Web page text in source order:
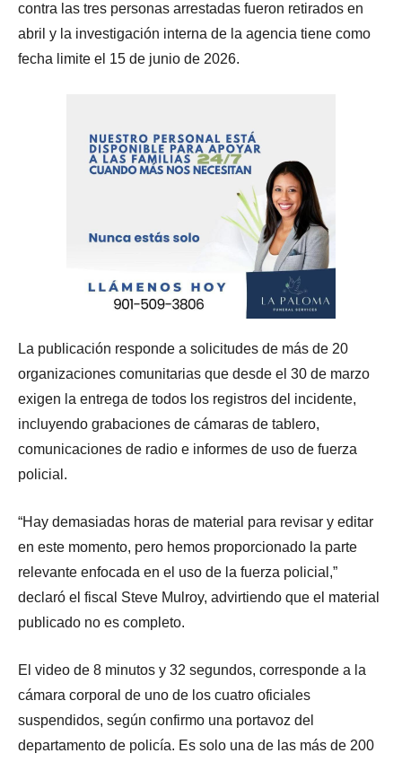
contra las tres personas arrestadas fueron retirados en
abril y la investigación interna de la agencia tiene como
fecha limite el 15 de junio de 2026.
La publicación responde a solicitudes de más de 20
organizaciones comunitarias que desde el 30 de marzo
exigen la entrega de todos los registros del incidente,
incluyendo grabaciones de cámaras de tablero,
comunicaciones de radio e informes de uso de fuerza
policial.
“Hay demasiadas horas de material para revisar y editar
en este momento, pero hemos proporcionado la parte
relevante enfocada en el uso de la fuerza policial,”
declaró el fiscal Steve Mulroy, advirtiendo que el material
publicado no es completo.
El video de 8 minutos y 32 segundos, corresponde a la
cámara corporal de uno de los cuatro oficiales
suspendidos, según confirmo una portavoz del
departamento de policía. Es solo una de las más de 200